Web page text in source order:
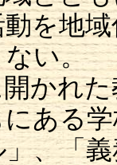
を地
い。
かれた
ある学
、「